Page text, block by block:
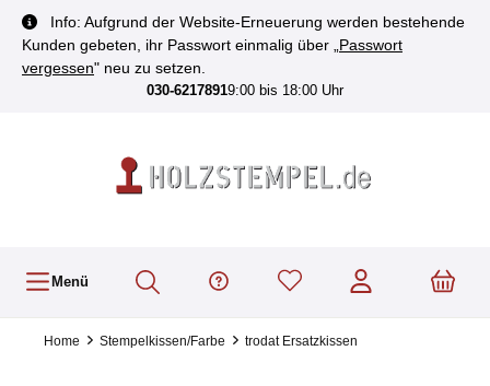
springen
Info: Aufgrund der Website-Erneuerung werden bestehende
Kunden gebeten, ihr Passwort einmalig über „ Passwort
vergessen" neu zu setzen.
030-62178919:00 bis 18:00 Uhr
Menü
Home Stempelkissen/Farbe trodat Ersatzkissen